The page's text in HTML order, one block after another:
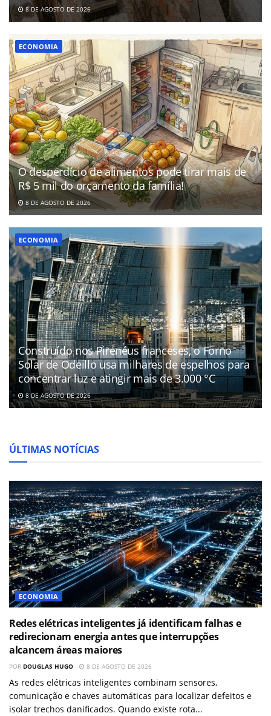
8 DE AGOSTO DE 2026
ECONOMIA
O desperdício de alimentos pode tirar mais de
R$ 5 mil do orçamento da família!
8 DE AGOSTO DE 2026
ECONOMIA
Construído nos Pirenéus franceses, o Forno
Solar de Odeillo usa milhares de espelhos para
concentrar luz e atingir mais de 3.000 °C
8 DE AGOSTO DE 2026
ÚLTIMAS NOTÍCIAS
ECONOMIA
Redes elétricas inteligentes já identificam falhas e
redirecionam energia antes que interrupções
alcancem áreas maiores
POR DOUGLAS HUGO 8 DE AGOSTO DE 2026
As redes elétricas inteligentes combinam sensores,
comunicação e chaves automáticas para localizar defeitos e
isolar trechos danificados. Quando existe rota...